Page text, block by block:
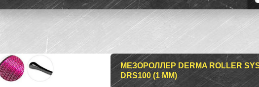
МЕЗОРОЛЛЕР DERMA ROLLER
DRS100 (1 ММ)